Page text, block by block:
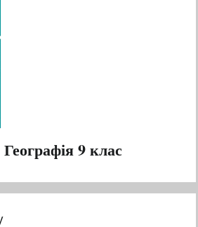
9 клас